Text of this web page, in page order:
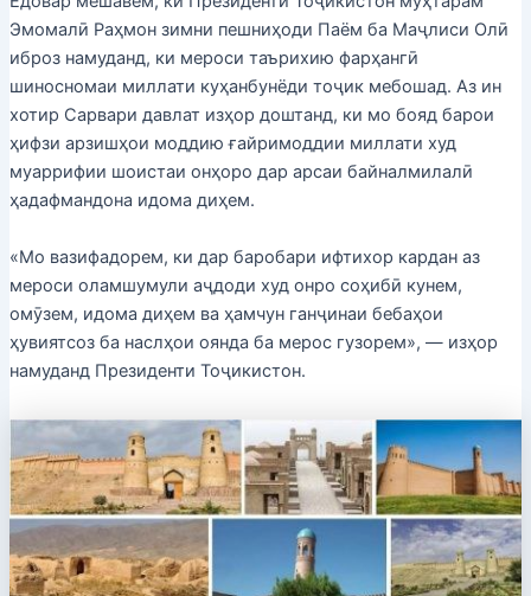
Эмомалӣ Раҳмон зимни пешниҳоди Паём ба Маҷлиси Олӣ
иброз намуданд, ки мероси таърихию фарҳангӣ
шиносномаи миллати куҳанбунёди тоҷик мебошад. Аз ин
хотир Сарвари давлат изҳор доштанд, ки мо бояд барои
ҳифзи арзишҳои моддию ғайримоддии миллати худ
муаррифии шоистаи онҳоро дар арсаи байналмилалӣ
ҳадафмандона идома диҳем.
«Мо вазифадорем, ки дар баробари ифтихор кардан аз
мероси оламшумули аҷдоди худ онро соҳибӣ кунем,
омӯзем, идома диҳем ва ҳамчун ганҷинаи бебаҳои
ҳувиятсоз ба наслҳои оянда ба мерос гузорем», — изҳор
намуданд Президенти Тоҷикистон.